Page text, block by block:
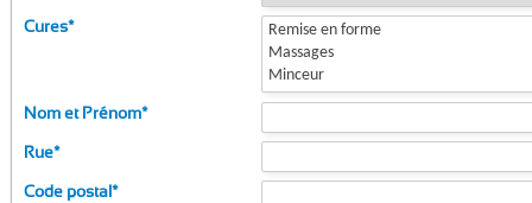
Cures*
Nom et Prénom*
Rue*
Code postal*